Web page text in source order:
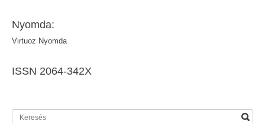
Nyomda:
Virtuoz Nyomda
ISSN 2064-342X